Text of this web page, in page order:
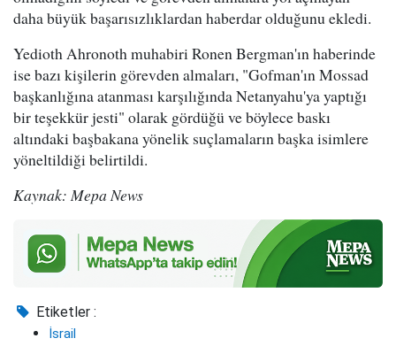
daha büyük başarısızlıklardan haberdar olduğunu ekledi.
Yedioth Ahronoth muhabiri Ronen Bergman'ın haberinde
ise bazı kişilerin görevden almaları, "Gofman'ın Mossad
başkanlığına atanması karşılığında Netanyahu'ya yaptığı
bir teşekkür jesti" olarak gördüğü ve böylece baskı
altındaki başbakana yönelik suçlamaların başka isimlere
yöneltildiği belirtildi.
Kaynak: Mepa News
Etiketler :
İsrail